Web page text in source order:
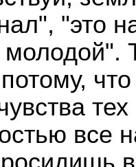
"это
тех
все